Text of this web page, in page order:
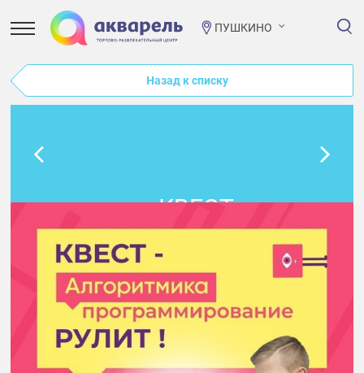
ПУШКИНО
Назад к списку
КВЕСТ-
ПРОГРАММИРОВАНИЕ
АЛГОРИТМИКА
РУЛИТ!